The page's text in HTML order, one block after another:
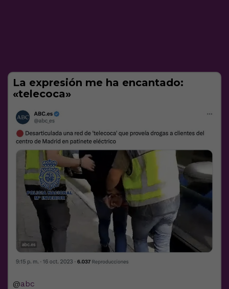
La expresión me ha encantado:
«telecoca»
@abc